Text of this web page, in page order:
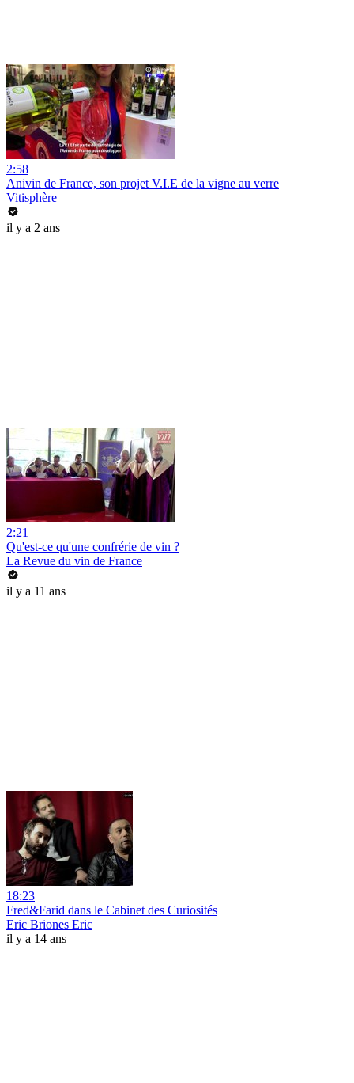
2:58
Anivin de France, son projet V.I.E de la vigne au verre
Vitisphère
il y a 2 ans
2:21
Qu'est-ce qu'une confrérie de vin ?
La Revue du vin de France
il y a 11 ans
18:23
Fred&Farid dans le Cabinet des Curiosités
Eric Briones Eric
il y a 14 ans